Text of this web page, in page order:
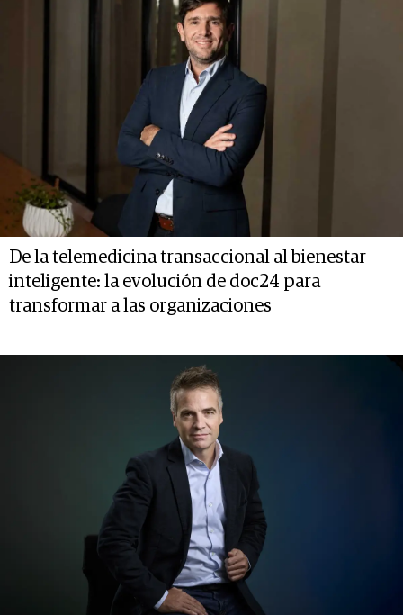
De la telemedicina transaccional al bienestar
inteligente: la evolución de doc24 para
transformar a las organizaciones